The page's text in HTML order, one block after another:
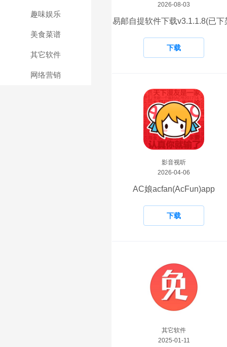
趣味娱乐
美食菜谱
其它软件
网络营销
2026-08-03
易邮自提软件下载v3.1.1.8(已下
下载
影音视听
2026-04-06
AC娘acfan(AcFun)app
下载
其它软件
2025-01-11